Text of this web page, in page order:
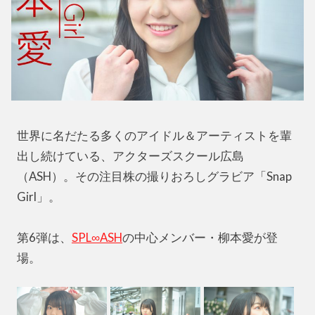
世界に名だたる多くのアイドル＆アーティストを輩
出し続けている、アクターズスクール広島
（ASH）。その注目株の撮りおろしグラビア「Snap
Girl」。
第6弾は、 SPL∞ASHの中心メンバー・柳本愛が登
場。